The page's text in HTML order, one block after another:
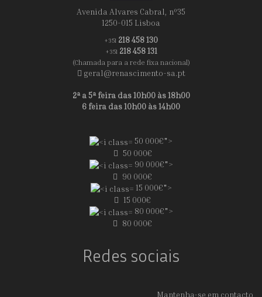
Avenida Alvares Cabral, nº35
1250-015 Lisboa
+351 218 458 130
+351 218 458 131
(Chamada para a rede fixa nacional)
geral@renascimento-sa.pt
2ª a 5ª feira das 10h00 às 18h00
6 feira das 10h00 às 14h00
50 000€">
50 000€
90 000€">
90 000€
15 000€">
15 000€
80 000€">
80 000€
Redes sociais
Mantenha-se em contacto